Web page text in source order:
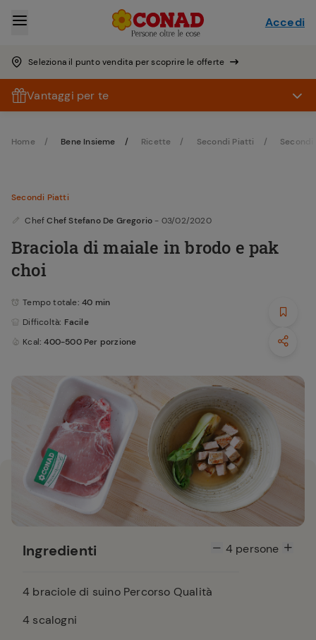
Seleziona il punto vendita per scoprire le offerte
Accedi
Vantaggi per te
Home Bene Insieme Ricette Secondi Piatti
Secondi Piatti
Chef Chef Stefano De Gregorio - 03/02/2020
Braciola di maiale in brodo e pak
choi
Tempo totale: 40 min
Difficoltà: Facile
Kcal: 400-500 Per porzione
Ingredienti 4persone
4 braciole di suino Percorso Qualità
4 scalogni